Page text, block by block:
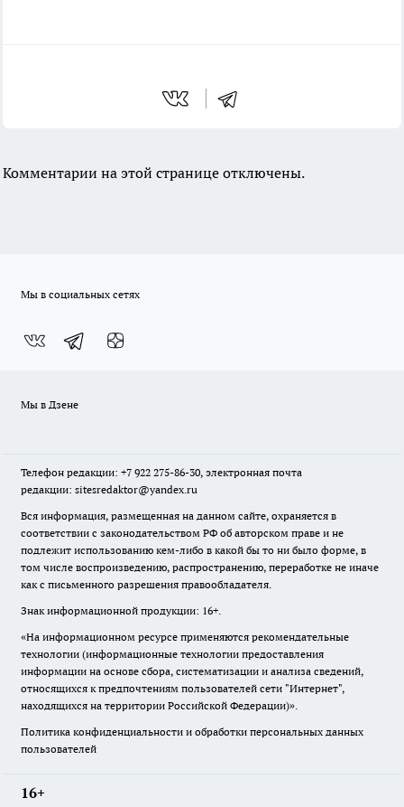
Комментарии на этой странице отключены.
Мы в социальных сетях
Мы в Дзене
Телефон редакции: +7 922 275-86-30, электронная почта
редакции: sitesredaktor@yandex.ru
Вся информация, размещенная на данном сайте, охраняется в
соответствии с законодательством РФ об авторском праве и не
подлежит использованию кем-либо в какой бы то ни было форме, в
том числе воспроизведению, распространению, переработке не иначе
как с письменного разрешения правообладателя.
Знак информационной продукции: 16+.
«На информационном ресурсе применяются рекомендательные
технологии (информационные технологии предоставления
информации на основе сбора, систематизации и анализа сведений,
относящихся к предпочтениям пользователей сети "Интернет",
находящихся на территории Российской Федерации)».
Политика конфиденциальности и обработки персональных данных
пользователей
16+